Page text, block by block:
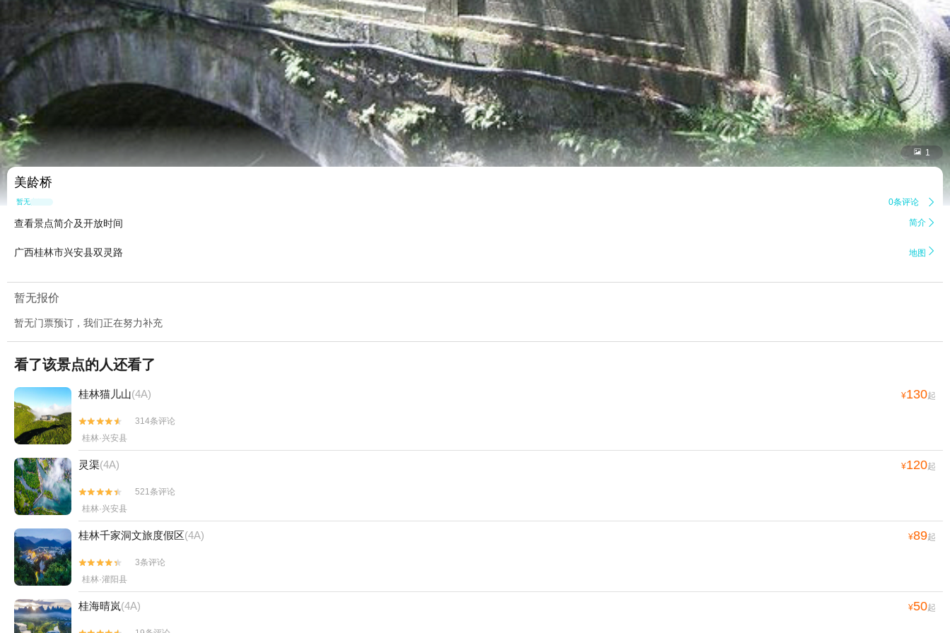
 1
美龄桥
暂无点评 0条评论 
查看景点简介及开放时间 简介 
广西桂林市兴安县双灵路 地图 
暂无报价
暂无门票预订，我们正在努力补充
看了该景点的人还看了
桂林猫儿山(4A) ¥130起


314条评论
桂林·兴安县
灵渠(4A) ¥120起


521条评论
桂林·兴安县
桂林千家洞文旅度假区(4A) ¥89起


3条评论
桂林·灌阳县
桂海晴岚(4A) ¥50起